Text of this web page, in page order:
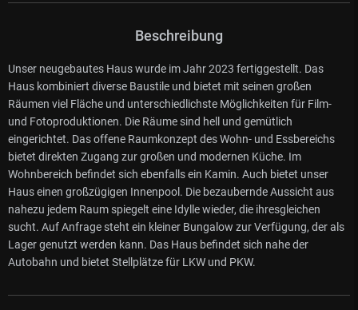
Beschreibung
Unser neugebautes Haus wurde im Jahr 2023 fertiggestellt. Das
Haus kombiniert diverse Baustile und bietet mit seinen großen
Räumen viel Fläche und unterschiedlichste Möglichkeiten für Film-
und Fotoproduktionen. Die Räume sind hell und gemütlich
eingerichtet. Das offene Raumkonzept des Wohn- und Essbereichs
bietet direkten Zugang zur großen und modernen Küche. Im
Wohnbereich befindet sich ebenfalls ein Kamin. Auch bietet unser
Haus einen großzügigen Innenpool. Die bezaubernde Aussicht aus
nahezu jedem Raum spiegelt eine Idylle wieder, die ihresgleichen
sucht. Auf Anfrage steht ein kleiner Bungalow zur Verfügung, der als
Lager genutzt werden kann. Das Haus befindet sich nahe der
Autobahn und bietet Stellplätze für LKW und PKW.